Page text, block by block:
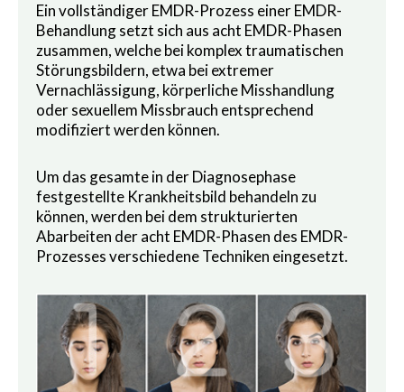
Ein vollständiger EMDR-Prozess einer EMDR-
Behandlung setzt sich aus acht EMDR-Phasen
zusammen, welche bei komplex traumatischen
Störungsbildern, etwa bei extremer
Vernachlässigung, körperliche Misshandlung
oder sexuellem Missbrauch entsprechend
modifiziert werden können.
Um das gesamte in der Diagnosephase
festgestellte Krankheitsbild behandeln zu
können, werden bei dem strukturierten
Abarbeiten der acht EMDR-Phasen des EMDR-
Prozesses verschiedene Techniken eingesetzt.